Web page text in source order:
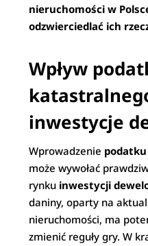
nieruchomości w
odzwierciedlać ich
Wpływ
inwestycje
Wprowadzenie
może wywołać
rynku inwestycji
daniny, oparty na
nieruchomości, ma
zmienić reguły gry. W